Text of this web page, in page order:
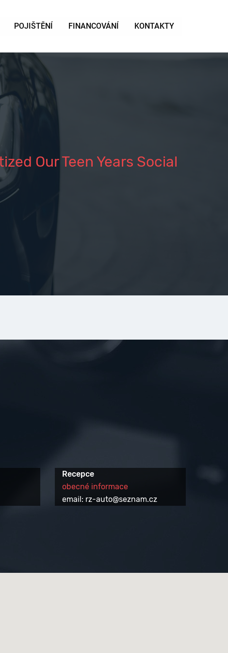
POJIŠTĚNÍ FINANCOVÁNÍ KONTAKTY
Our Teen Years Social
Recepce
obecné informace
email: rz-auto@seznam.cz